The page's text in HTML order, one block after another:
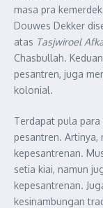
masa pra
Douwes Dekker
atas Tasjwiroel
Chasbullah.
pesantren, juga
kolonial.
Terdapat pula para
pesantren. Artinya,
kepesantrenan.
setia kiai, namun
kepesantrenan.
kesinambungan